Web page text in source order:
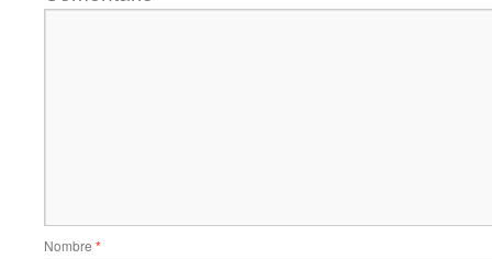
Nombre *